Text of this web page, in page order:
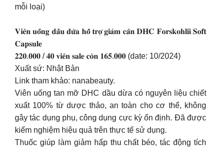
mỗi loại)
𝐕𝐢𝐞̂𝐧 𝐮𝐨̂́𝐧𝐠 𝐝𝐚̂̀𝐮 𝐝𝐮̛̀𝐚 𝐡𝐨̂̃ 𝐭𝐫𝐨̛̣ 𝐠𝐢𝐚̉𝐦 𝐜𝐚̂𝐧 𝐃𝐇𝐂 𝐅𝐨𝐫𝐬𝐤𝐨𝐡𝐥𝐢𝐢 𝐒𝐨𝐟𝐭
𝐂𝐚𝐩𝐬𝐮𝐥𝐞
𝟐𝟐𝟎.𝟎𝟎𝟎 / 𝟒𝟎 𝐯𝐢𝐞̂𝐧 𝐬𝐚𝐥𝐞 𝐜𝐨̀𝐧 𝟏𝟔𝟓.𝟎𝟎𝟎 (date: 10/2024)
Xuất sứ: Nhật Bản
Link tham khảo: nanabeauty.
Viên uống tan mỡ DHC dầu dừa có nguyên liệu chiết
xuất 100% từ dược thảo, an toàn cho cơ thể, không
gây tác dụng phụ, công dụng cực kỳ ổn định. Đã được
kiểm nghiệm hiệu quả trên thực tế sử dụng.
Thuốc giúp làm giảm hấp thu chất béo, tác động tích